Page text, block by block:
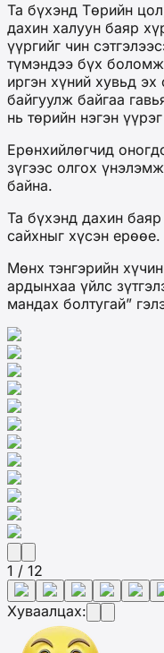
Та бүхэнд Төрийн
дахин халуун баяр
үүргийг чин
түмэндээ бүх
иргэн хүний хувьд
байгуулж байгаа
нь төрийн нэгэн
Ерөнхийлөгчид
зүгээс олгох
байна.
Та бүхэнд дахин
сайхныг хүсэн ерөөе.
Мөнх тэнгэрийн
ардынхаа үйлс
мандах болтугай”
1 / 12
Хуваалцах: